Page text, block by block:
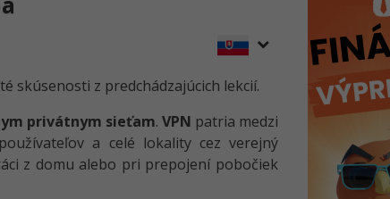
skúsenosti z predchádzajúcich lekcií.
privátnym sieťam. VPN patria medzi
a celé lokality cez verejný
z domu alebo pri prepojení pobočiek